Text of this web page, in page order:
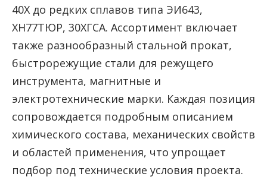
40Х до редких сплавов типа ЭИ643,
ХН77ТЮР, 30ХГСА. Ассортимент включает
также разнообразный стальной прокат,
быстрорежущие стали для режущего
инструмента, магнитные и
электротехнические марки. Каждая позиция
сопровождается подробным описанием
химического состава, механических свойств
и областей применения, что упрощает
подбор под технические условия проекта.